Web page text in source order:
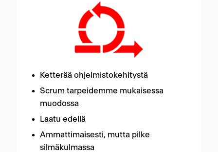
Ketterää ohjelmistokehitystä
Scrum tarpeidemme mukaisessa
muodossa
Laatu edellä
Ammattimaisesti, mutta pilke
silmäkulmassa